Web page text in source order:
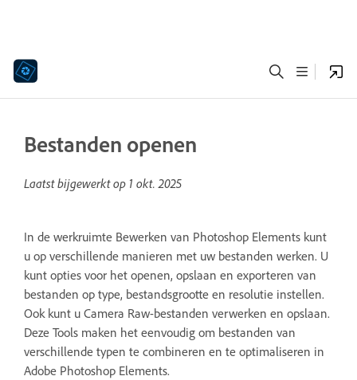
Bestanden openen
Laatst bijgewerkt op 1 okt. 2025
In de werkruimte Bewerken van Photoshop Elements kunt
u op verschillende manieren met uw bestanden werken. U
kunt opties voor het openen, opslaan en exporteren van
bestanden op type, bestandsgrootte en resolutie instellen.
Ook kunt u Camera Raw-bestanden verwerken en opslaan.
Deze Tools maken het eenvoudig om bestanden van
verschillende typen te combineren en te optimaliseren in
Adobe Photoshop Elements.